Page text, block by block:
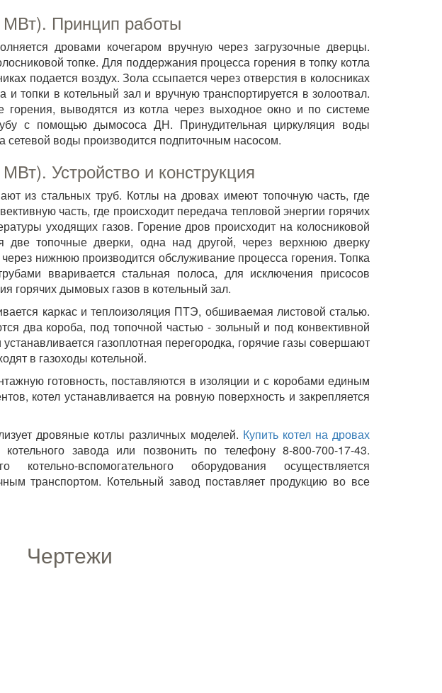
МВт). Принцип работы
дровами кочегаром вручную через загрузочные дверцы.
топке. Для поддержания процесса горения в топку котла
подается воздух. Зола ссыпается через отверстия в колосниках
и топки в котельный зал и вручную транспортируется в золоотвал.
выводятся из котла через выходное окно и по системе
с помощью дымососа ДН. Принудительная циркуляция воды
сетевой воды производится подпиточным насосом.
Устройство и конструкция
из стальных труб. Котлы на дровах имеют топочную часть, где
часть, где происходит передача тепловой энергии горячих
уходящих газов. Горение дров происходит на колосниковой
две топочные дверки, одна над другой, через верхнюю дверку
нижнюю производится обслуживание процесса горения. Топка
вваривается стальная полоса, для исключения присосов
горячих дымовых газов в котельный зал.
каркас и теплоизоляция ПТЭ, обшиваемая листовой сталью.
два короба, под топочной частью - зольный и под конвективной
газоплотная перегородка, горячие газы совершают
в газоходы котельной.
готовность, поставляются в изоляции и с коробами единым
котел устанавливается на ровную поверхность и закрепляется
дровяные котлы различных моделей. Купить котел на дровах
завода или позвонить по телефону 8-800-700-17-43.
вспомогательного оборудования осуществляется
транспортом. Котельный завод поставляет продукцию во все
Чертежи